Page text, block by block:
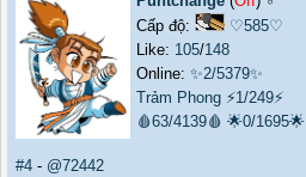
Cấp độ:
♡585♡
Like: 105/148
Online:✨2/5379✨
Trảm Phong ⚡1/249⚡
🩸63/4139🩸 🌟0/1695🌟
#4 - @72442